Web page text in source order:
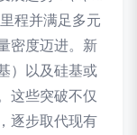
程并满足多元
密度迈进。新
）以及硅基或
这些突破不仅
逐步取代现有